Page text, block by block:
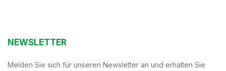
NEWSLETTER
Melden Sie sich für unseren Newsletter an und erhalten Sie